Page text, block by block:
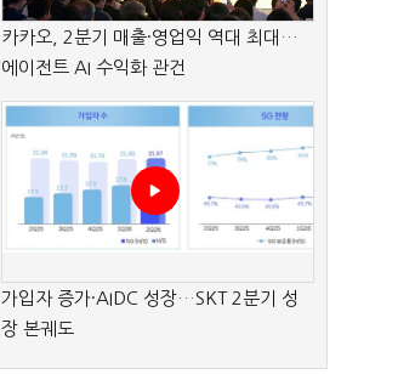
카카오, 2분기 매출·영업익 역대 최대…
에이전트 AI 수익화 관건
가입자 증가·AIDC 성장…SKT 2분기 성
장 본궤도